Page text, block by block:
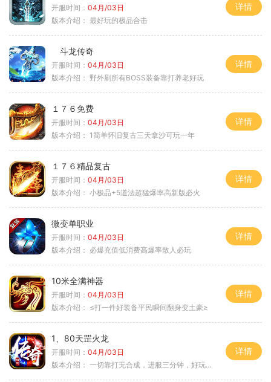
开服时间： 04月/03日
版本介绍： 最好玩的极品合击
详情
斗龙传奇
开服时间： 04月/03日
版本介绍： 野外刷所有BOSS装备靠打养老好玩
详情
１７６免费
开服时间： 04月/03日
版本介绍： 1简单怀旧复古三天拿沙可玩一年
详情
１７６精品复古
开服时间： 04月/03日
版本介绍： 小极品+5道法超猛爆率高新版必火
详情
微变单职业
开服时间： 04月/03日
版本介绍： 必爆充值低消费高爆率散人必玩
详情
10米全满神器
开服时间： 04月/03日
版本介绍： ≤打一件好装备平民瞬间翻身变土豪≥
详情
1、80天罡火龙
开服时间： 04月/03日
版本介绍： 一切靠打无合成，进服三分钟，好玩一整年。
详情